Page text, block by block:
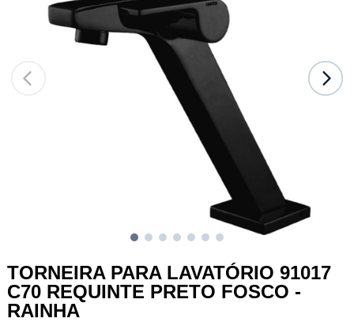
TORNEIRA PARA LAVATÓRIO 91017
C70 REQUINTE PRETO FOSCO -
RAINHA